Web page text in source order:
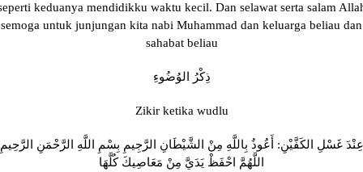
keduanya mendidikku waktu kecil. Dan selawat serta salam
semoga untuk junjungan kita nabi Muhammad dan keluarga beliau dan
sahabat beliau
ذِكْرُ الوُضُوءِ
Zikir ketika wudlu
عِنْدَ غَسْلِ الكَفَّيْنِ: أَعُوذُ بِاللَّهِ مِنْ الشَّيْطَانِ الرَّجِيمِ بِسْمِ اللَّهِ الرَّحْمَنِ الرَّحِيمِ
اللَّهُمَّ احْفَظْ يَدَيَّ مِنْ مَعَاصِيكَ كُلَّهَا